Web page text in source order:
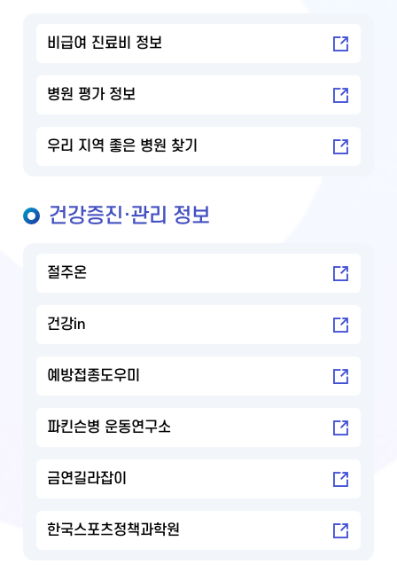
비급여 진료비 정보
병원 평가 정보
우리 지역 좋은 병원 찾기
건강증진·관리 정보
절주온
건강in
예방접종도우미
파킨슨병 운동연구소
금연길라잡이
한국스포츠정책과학원